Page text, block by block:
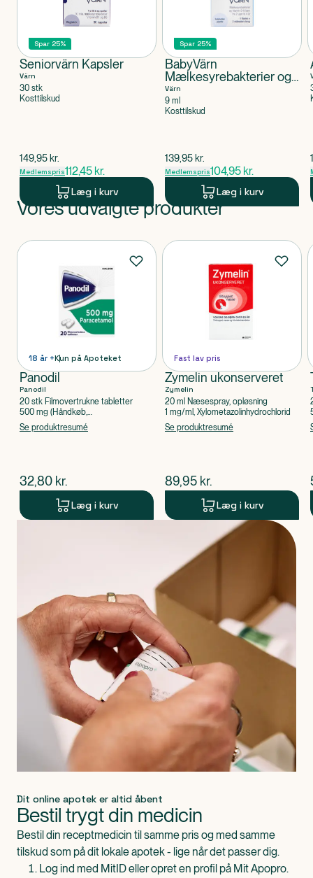
Spar 25%
Seniorvärn Kapsler
Värn
30 stk
Kosttilskud
$gammel pris
149,95 kr.
Medlemspris112,45 kr.
Læg i kurv
Spar 25%
BabyVärn
Mælkesyrebakterier og
Vitamin D
Värn
9 ml
Kosttilskud
$gammel pris
139,95 kr.
Medlemspris104,95 kr.
Læg i kurv
Produkt 1 af 0
Vores udvalgte produkter
Produkter
18 år +Kun på Apoteket
Panodil
Panodil
20 stk Filmovertrukne tabletter
500 mg (Håndkøb,
apoteksforbeholdt), Paracetamol
Se produktresumé
$nuværende pris
32,80 kr.
Læg i kurv
Fast lav pris
Zymelin ukonserveret
Zymelin
20 ml Næsespray, opløsning
1 mg/ml, Xylometazolinhydrochlorid
Se produktresumé
$nuværende pris
89,95 kr.
Læg i kurv
Dit online apotek er altid åbent
Bestil trygt din medicin
Bestil din receptmedicin til samme pris og med samme
tilskud som på dit lokale apotek - lige når det passer dig.
Log ind med MitID eller opret en profil på Mit Apopro.